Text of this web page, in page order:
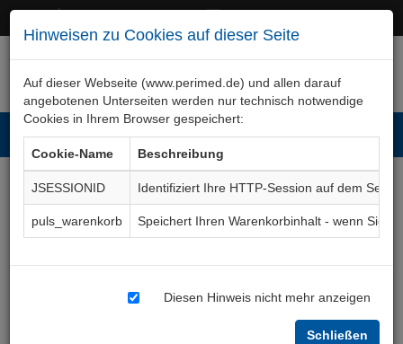
Hinweisen zu Cookies auf dieser Seite
Auf dieser Webseite (www.perimed.de) und allen darauf
angebotenen Unterseiten werden nur technisch notwendige
Cookies in Ihrem Browser gespeichert:
Cookie-Name
Beschreibung
JSESSIONID
Identifiziert Ihre HTTP-Session auf dem Server
puls_warenkorb
Speichert Ihren Warenkorbinhalt - wenn Sie
Diesen Hinweis nicht mehr anzeigen
Schließen
Cholezystektomie,
konventionell,
laparoskopisch (englisch)
ChAc009Gb